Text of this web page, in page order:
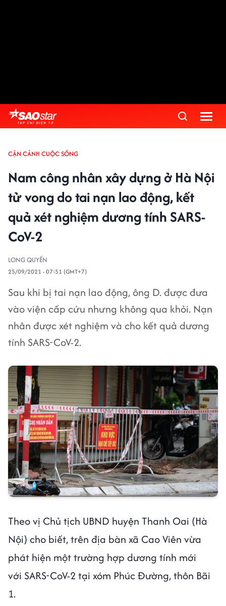
CẬN CẢNH CUỘC SỐNG
Nam công nhân xây dựng ở Hà Nội
tử vong do tai nạn lao động, kết
quả xét nghiệm dương tính SARS-
CoV-2
LONG QUYỀN
25/09/2021 - 07:51 (GMT+7)
Sau khi bị tai nạn lao động, ông D. được đưa
vào viện cấp cứu nhưng không qua khỏi. Nạn
nhân được xét nghiệm và cho kết quả dương
tính SARS-CoV-2.
Theo vị Chủ tịch UBND huyện Thanh Oai (Hà
Nội) cho biết, trên địa bàn xã Cao Viên vừa
phát hiện một trường hợp dương tính mới
với SARS-CoV-2 tại xóm Phúc Đường, thôn Bãi
1.